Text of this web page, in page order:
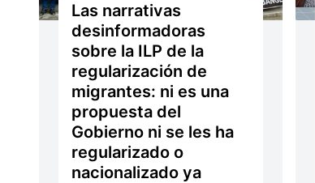
Las narrativas
desinformadoras
sobre la ILP de la
regularización de
migrantes: ni es una
propuesta del
Gobierno ni se les ha
regularizado o
nacionalizado ya